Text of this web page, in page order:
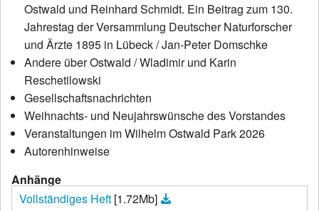
Publikationen
Kontakt
Ostwald und Reinhard Schmidt. Ein Beitrag zum 130.
Jahrestag der Versammlung Deutscher Naturforscher
und Ärzte 1895 in Lübeck / Jan-Peter Domschke
Andere über Ostwald / Wladimir und Karin
Reschetilowski
Gesellschaftsnachrichten
Weihnachts- und Neujahrswünsche des Vorstandes
Veranstaltungen im Wilhelm Ostwald Park 2026
Autorenhinweise
Anhänge
Vollständiges Heft [1.72Mb]